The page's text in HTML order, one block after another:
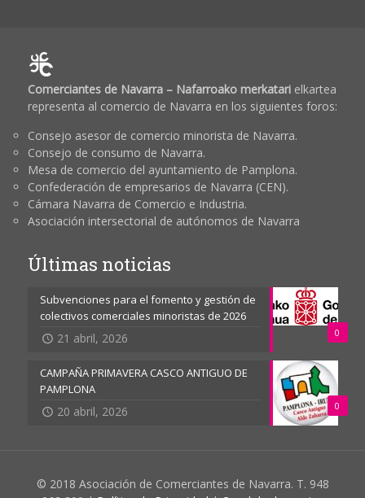
Comerciantes de Navarra – Nafarroako merkatarielkartea
representa al comercio de Navarra en los siguientes foros:
Consejo asesor de comercio minorista de Navarra.
Consejo de consumo de Navarra.
Mesa de comercio del ayuntamiento de Pamplona.
Confederación de empresarios de Navarra (CEN).
Cámara Navarra de Comercio e Industria.
Asociación intersectorial de autónomos de Navarra
Últimas noticias
0
Subvenciones para el fomento y gestión de
colectivos comerciales minoristas de 2026
21 abril, 2026
0
CAMPAÑA PRIMAVERA CASCO ANTIGUO DE
PAMPLONA
20 abril, 2026
© 2018 Asociación de Comerciantes de Navarra. T. 948